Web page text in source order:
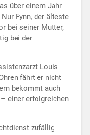
über einem Jahr
Fynn, der älteste
bei seiner Mutter,
bei der
Louis
fährt er nicht
bekommt auch
einer erfolgreichen
zufällig